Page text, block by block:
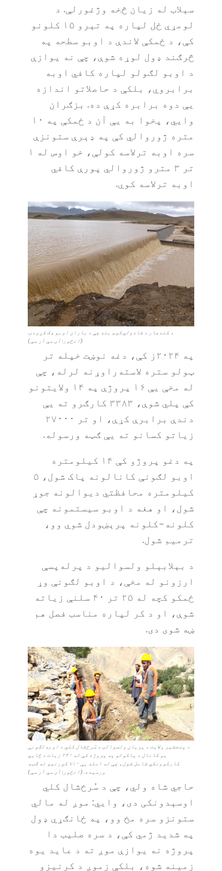
سېلاب له زیان څخه وژغورلې. د
لومړي ځل لپاره په تېرو ۱۵ کلونو
کې، د ځمکې لاندې د اوبو سطحه په
څرګند ډول لوړه شوې، چې نه یوازې
د اوبو لګولو لپاره کافي اوبه
برابروي، بلکې د حاصلاتو اندازه
یې دوه برابره کړې ده. بزګران
وايي، پخوا به یې آن د ځمکې په ۱۰
متره ژوروالي کې په ډېرې ستونزې
سره اوبه ترلاسه کولې، خو اوس له ۱
تر ۳ مترو ژوروالي پورې کافي
اوبه ترلاسه کوي.
د کندهار د شاه‌ولي‌کوټ بند چې د باران اوبو ډک کړی‌دی.
(انځور: آی سي آر سي)
په ۲۰۲۴ز کې، دغه نوښت خپله تر
ټولو ستره لاسته‌راوړنه لرله، چې
له مخې یې ۱۶ پروژې په ۱۴ ولایتونو
کې پلي شوې، ۳۳۸۳ کارګرو ته یې
دندې برابرې کړې، او تر ۲۷۰۰۰
زیاتو کسانو ته یې ګټه ورسوله.
په دغو پروژو کې ۱۴ کیلومتره
اوبو ‌لګونې کانالونه پاک شول، ۵
کیلومتره محافظتي دیوالونه جوړ
شول، او هغه د اوبو سیستمونه چې
کلونه-‌کلونه پرېښودل شوي وو،
ترمیم شول.
د بېلابېلو ولسوالیو د پرله‌پسې
ارزونو له مخې، د اوبو ‌لګونې وړ
ځمکو کچه له ۲۵ تر ۴۰ سلنې زیاته
شوې، او د کر لپاره مناسب فصل هم
ښه شوی دی.
د پنجشیر ولایت د پریان ولسوالۍ د سُرخ‌شال کلي د اوبه‌لګونې
یو کانال د پاکولو په پروژه کې له ۲۴۰ زیات د ځايي
کارکوونکي شامل شول، چې له امله یې ۷۱۰ کورنیو ته ګټه
ورسېده. (انځور: آی سي آر سي)
حاجي شاه ولي، چې د سُرخ‌شال کلي
اوسېدونکی دی، وايي: موږ له مالي
ستونزو سره مخ وو، په ځانګړي ډول
په شدید ژمي کې، د سره صلیب دا
پروژه نه یوازې موږ ته د عاید یوه
زمینه شوه، بلکې زموږ د کرنیزو